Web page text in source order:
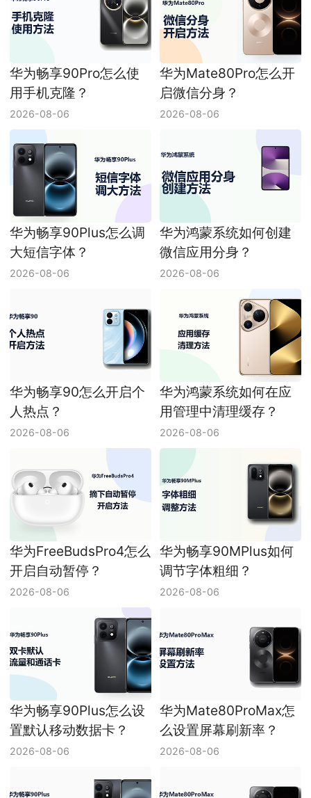
华为畅享90Pro怎么使
用手机克隆？
2026-08-06
华为Mate80Pro怎么开
启微信分身？
2026-08-06
华为畅享90Plus怎么调
大短信字体？
2026-08-06
华为鸿蒙系统如何创建
微信应用分身？
2026-08-06
华为畅享90怎么开启个
人热点？
2026-08-06
华为鸿蒙系统如何在应
用管理中清理缓存？
2026-08-06
华为FreeBudsPro4怎么
开启自动暂停？
2026-08-06
华为畅享90MPlus如何
调节字体粗细？
2026-08-06
华为畅享90Plus怎么设
置默认移动数据卡？
2026-08-06
华为Mate80ProMax怎
么设置屏幕刷新率？
2026-08-06